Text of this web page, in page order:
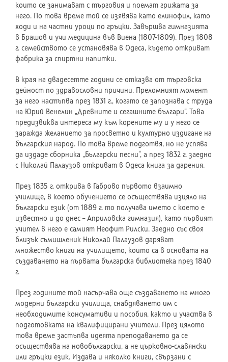
които се занимават с търговия и поемат грижата за
него. По това време той се изявява като елинофил, като
ходи и на частни уроци по гръцки. Завършва гимназията
в Брашов и учи медицина във Виена (1807-1809). През 1808
г. семейството се установява в Одеса, където откриват
фабрика за спиртни напитки.
В края на двадесетте години се отказва от търговска
дейност по здравословни причини. Преломният момент
за него настъпва през 1831 г., когато се запознава с труда
на Юрий Венелин „Древните и сегашните българи“. Това
предизвиква интереса му към корените му и у него се
заражда желанието за просветно и културно издигане на
българския народ. По това време подготвя, но не успява
да издаде сборника „Български песни“, а през 1832 г. заедно
с Николай Палаузов откриват в Одеса книга за дарения.
През 1835 г. открива в Габрово първото взаимно
училище, в което обучението се осъществява изцяло на
български език (от 1889 г. то получава името с което е
известно и до днес – Априловска гимназия), като първият
учител в него е самият Неофит Рилски. Заедно със своя
близък съмишленик Николай Палаузов даряват
множество книги на училището, които са в основата на
създаването на първата българска библиотека през 1840
г.
През годините той насърчава още създаването на много
модерни български училища, снабдяването им с
необходимите консумативи и пособия, както и участва в
подготовката на квалифицирани учители. През цялото
това време застъпва идеята преподаването да се
осъществява на новобългарски, а не църковно-славянски
или гръцки език. Издава и няколко книги, свързани с